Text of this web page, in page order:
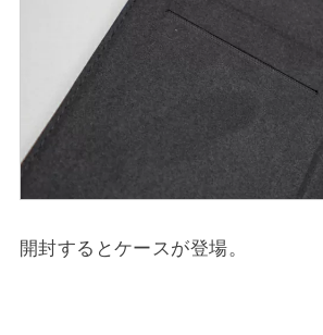
開封するとケースが登場。